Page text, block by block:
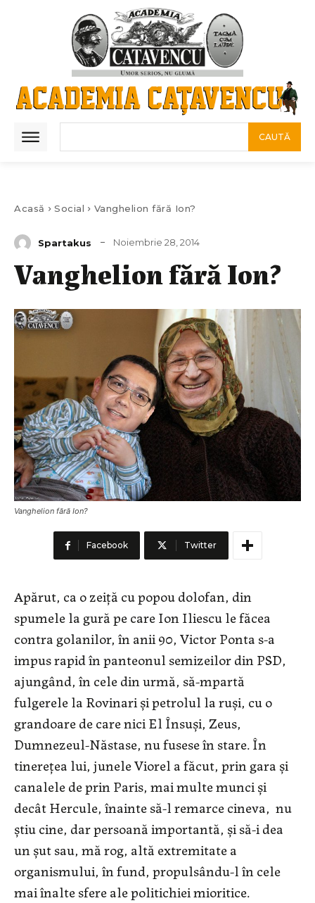
CAUTĂ
Acasă Social Vanghelion fără Ion?
Spartakus Noiembrie 28, 2014
Vanghelion fără Ion?
Vanghelion fără Ion?
Facebook Twitter
Apărut, ca o zeiţă cu popou dolofan, din
spumele la gură pe care Ion Iliescu le făcea
contra golanilor, în anii 90, Victor Ponta s-a
impus rapid în panteonul semizeilor din PSD,
ajungând, în cele din urmă, să-mpartă
fulgerele la Rovinari şi petrolul la ruşi, cu o
grandoare de care nici El Însuşi, Zeus,
Dumnezeul-Năstase, nu fusese în stare. În
tinereţea lui, junele Viorel a făcut, prin gara şi
canalele de prin Paris, mai multe munci şi
decât Hercule, înainte să-l remarce cineva, nu
ştiu cine, dar persoană importantă, şi să-i dea
un şut sau, mă rog, altă extremitate a
organismului, în fund, propulsându-l în cele
mai înalte sfere ale politichiei mioritice.